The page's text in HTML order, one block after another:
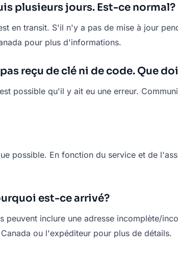
plusieurs jours. Est-ce normal?
en transit. S'il n'y a pas de mise à jour
pour plus d'informations.
reçu de clé ni de code. Que
possible qu'il y ait eu une erreur.
possible. En fonction du service et de
est-ce arrivé?
inclure une adresse incomplète/
ou l'expéditeur pour plus de détails.